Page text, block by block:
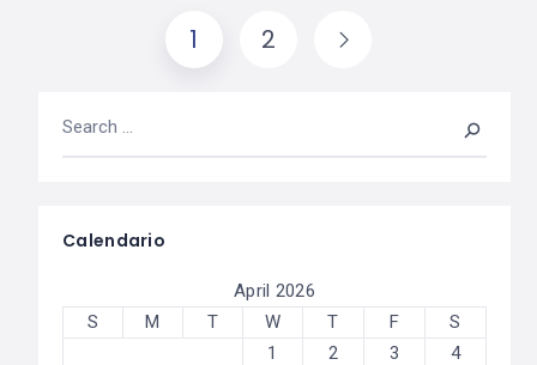
1 2
Calendario
April 2026
S
M T W T F
S
1
2 3
4